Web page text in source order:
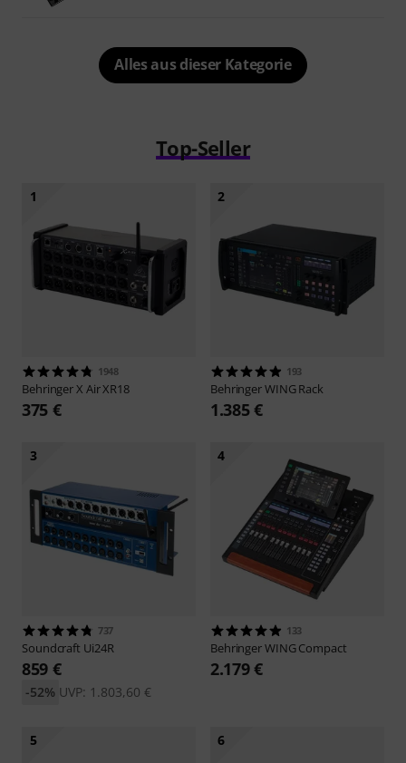
Alles aus dieser Kategorie
Top-Seller
1
1948
BehringerX Air XR18
375 €
2
193
BehringerWING Rack
1.385 €
3
737
Soundcraft Ui24R
859 €
UVP: 1.803,60 €
-52%
4
133
BehringerWING Compact
2.179 €
5 6